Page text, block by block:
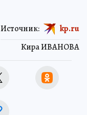
Кира ИВАНОВА
Источник: kp.ru